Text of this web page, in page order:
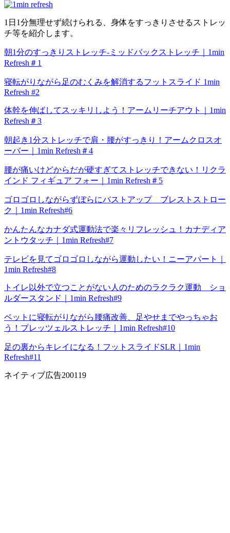
1日1分無理せず続けられる、身体をすっきりさせるストレッ
チ等を紹介します。
朝1分のすっきりストレッチ-ミッドバックストレッチ｜1min
Refresh＃1
寝転がりながら足のむくみを解消するフットスライド 1min
Refresh #2
体幹を伸ばしてスッキリしよう！アームリーチアウト｜1min
Refresh＃3
朝起き1分ストレッチで肩・腰がすっきり！アームクロスオ
ーバー｜1min Refresh＃4
腰が痛いけどからだが硬すぎてストレッチできない！リクラ
インド フィギュア フォー｜1min Refresh＃5
ゴロゴロしながらずぼらにバストアップ ブレストストロー
ク｜1min Refresh#6
かんたんなカナダ式運動法で楽々リフレッシュ！カナディア
ントウタッチ｜1min Refresh#7
テレビを見てゴロゴロしながら運動したい！ニーアパート｜
1min Refresh#8
トイレ以外で立つことがない人のためのラクラク運動 ショ
ルダースタンド｜1min Refresh#9
ベットに寝転がりながら腰痛改善、足やせまでやっちゃお
う！プレッツェルストレッチ｜1min Refresh#10
足の裏からキレイになる！フットスライドSLR｜1min
Refresh#11
ネイティブ広告200119